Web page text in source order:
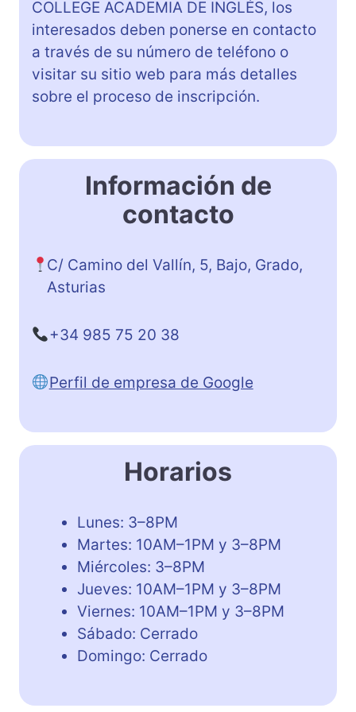
COLLEGE ACADEMIA DE INGLÉS, los
interesados deben ponerse en contacto
a través de su número de teléfono o
visitar su sitio web para más detalles
sobre el proceso de inscripción.
Información de
contacto
C/ Camino del Vallín, 5, Bajo, Grado,
Asturias
+34 985 75 20 38
Perfil de empresa de Google
Horarios
Lunes: 3–8PM
Martes: 10AM–1PM y 3–8PM
Miércoles: 3–8PM
Jueves: 10AM–1PM y 3–8PM
Viernes: 10AM–1PM y 3–8PM
Sábado: Cerrado
Domingo: Cerrado